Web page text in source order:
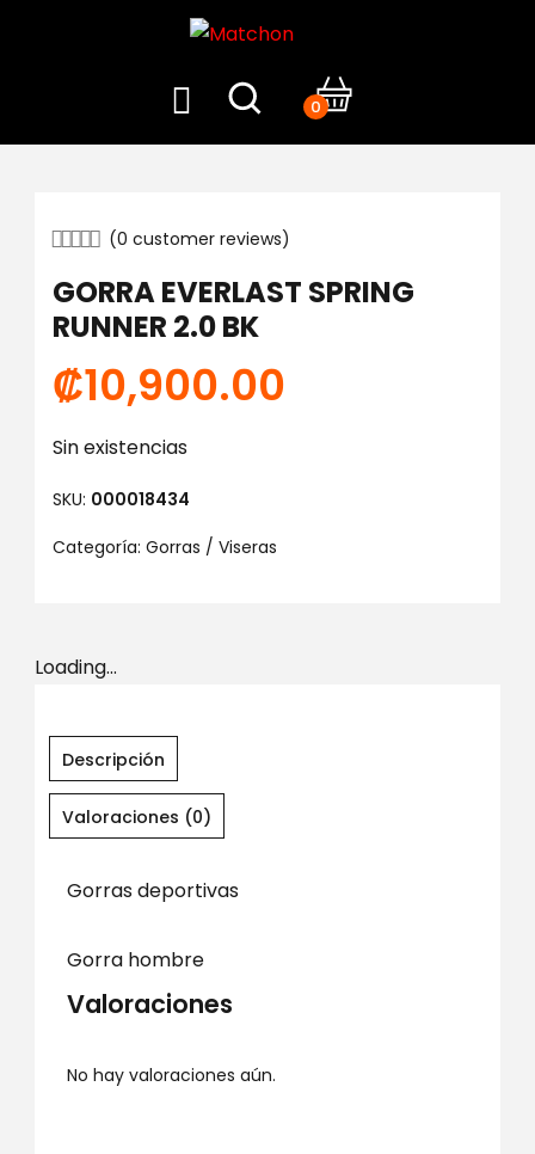
0
(0 customer reviews)
GORRA EVERLAST SPRING
RUNNER 2.0 BK
₡10,900.00
Sin existencias
SKU: 000018434
Categoría: Gorras / Viseras
Loading...
Descripción
Valoraciones (0)
Gorras deportivas
Gorra hombre
Valoraciones
No hay valoraciones aún.